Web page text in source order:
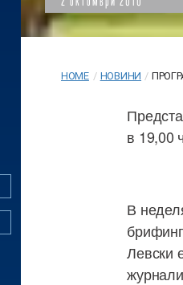
HOME / НОВИНИ /
в 19,00
В
Левски